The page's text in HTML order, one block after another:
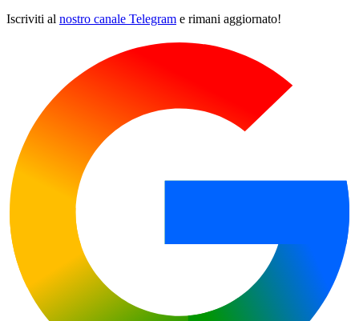
Iscriviti al nostro canale Telegram e rimani aggiornato!